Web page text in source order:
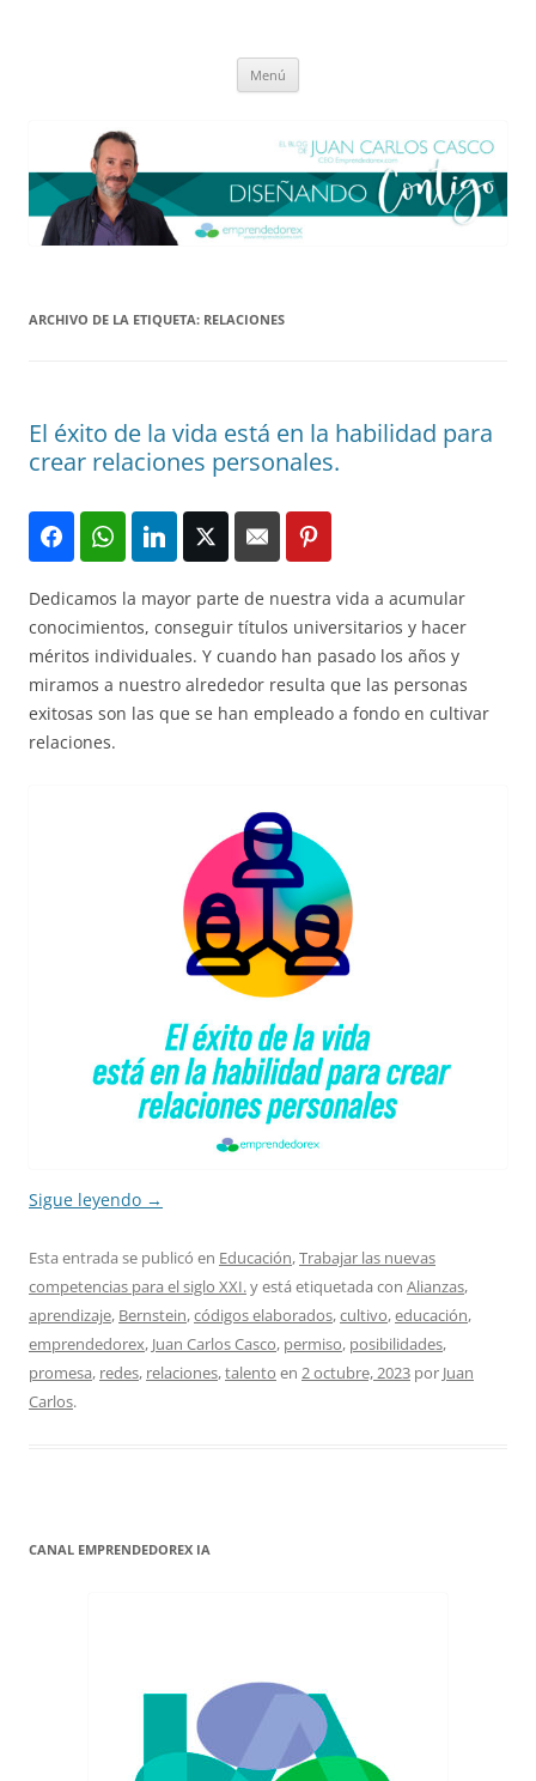
Menú
ARCHIVO DE LA ETIQUETA: RELACIONES
El éxito de la vida está en la habilidad para
crear relaciones personales.
Dedicamos la mayor parte de nuestra vida a acumular
conocimientos, conseguir títulos universitarios y hacer
méritos individuales. Y cuando han pasado los años y
miramos a nuestro alrededor resulta que las personas
exitosas son las que se han empleado a fondo en cultivar
relaciones.
Sigue leyendo →
Esta entrada se publicó en Educación,Trabajar las nuevas
competencias para el siglo XXI.y está etiquetada con Alianzas,
aprendizaje, Bernstein,códigos elaborados,cultivo,educación,
emprendedorex, Juan Carlos Casco, permiso, posibilidades,
promesa, redes, relaciones,talento en 2 octubre, 2023 por Juan
Carlos.
CANAL EMPRENDEDOREX IA